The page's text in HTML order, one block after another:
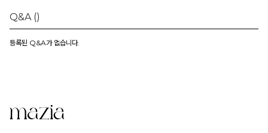
Q&A ()
등록된 Q&A가 없습니다.